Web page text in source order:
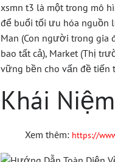
xsmn t3 là một trong mô
để buổi tối ưu hóa nguồn
Man (Con người trong gia
bao tất cả), Market (Thị
vững bền cho vấn đề tiến
Khái
Xem thêm: https://